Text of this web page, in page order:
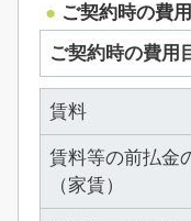
ご契約時の費
ご契約時の費用
賃料
賃料等の前払金
（家賃）